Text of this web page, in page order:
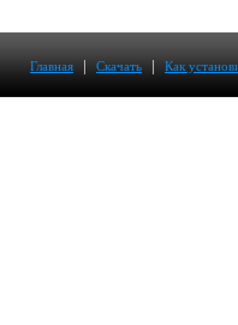
Главная | Скачать | Как